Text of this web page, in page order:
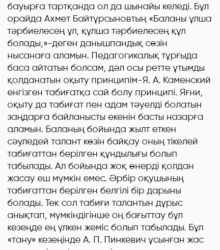
бауырға тартқанда ол да шынайы келеді. Бұл
орайда Ахмет Байтұрсыновтың «Баланы ұлша
тәрбиелесең ұл, құлша тәрбиелесең құл
болады,»-деген данышпандық сөзін
нысанаға аламын. Педагогикалық тұрғыда
баса айтатын болсам, дәл осы ретте ұтымды
қолданатын оқыту принципім-Я. А. Каменский
енгізген табиғатқа сай болу принципі. Яғни,
оқыту да табиғат пен адам тәуелді болатын
заңдарға байланысты екенін басты назарға
аламын. Баланың бойында жылт еткен
сәуледей талант көзін байқау оның тікелей
табиғаттан берілген құндылығы болып
табылады. Ал бойында жоқ өнерді қолдан
жасау еш мүмкін емес. Әрбір оқушының
табиғаттан берілген белгілі бір дарыны
болады. Тек сол табиғи талантын дұрыс
анықтап, мүмкіндігінше оң бағыттау бұл
кезеңде ең үлкен жеміс болып табылады. Бұл
«тану» кезеңінде А. П. Пинкевич ұсынған жас